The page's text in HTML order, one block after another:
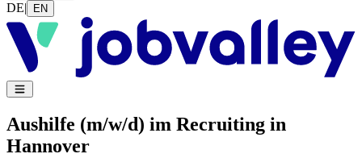
DE| EN
Aushilfe (m/w/d) im Recruiting in
Hannover